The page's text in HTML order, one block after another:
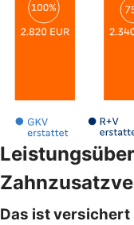
Das ist versichert